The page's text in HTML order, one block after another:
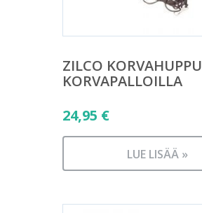
ZILCO KORVAHUPPU
KORVAPALLOILLA
24,95 €
LUE LISÄÄ »